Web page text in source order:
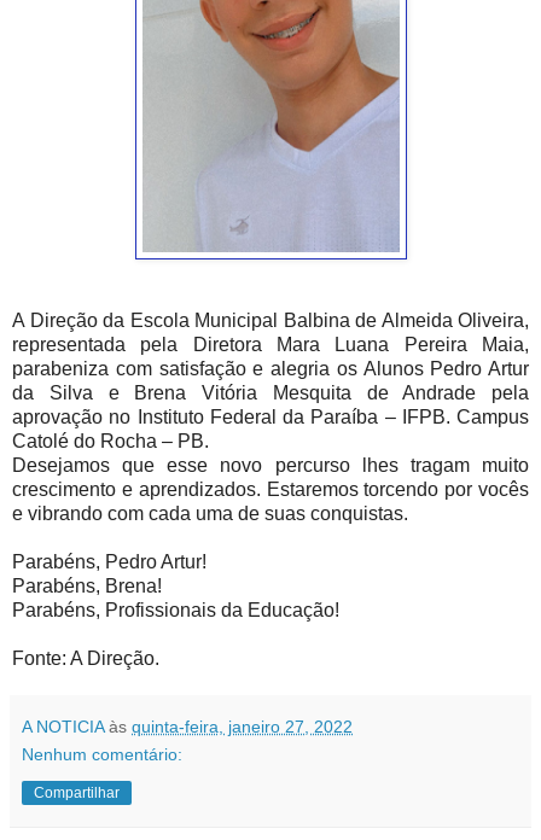
A Direção da Escola Municipal Balbina de Almeida Oliveira,
representada pela Diretora Mara Luana Pereira Maia,
parabeniza com satisfação e alegria os Alunos Pedro Artur
da Silva e Brena Vitória Mesquita de Andrade pela
aprovação no Instituto Federal da Paraíba – IFPB. Campus
Catolé do Rocha – PB.
Desejamos que esse novo percurso lhes tragam muito
crescimento e aprendizados. Estaremos torcendo por vocês
e vibrando com cada uma de suas conquistas.
Parabéns, Pedro Artur!
Parabéns, Brena!
Parabéns, Profissionais da Educação!
Fonte: A Direção.
A NOTICIA às quinta-feira, janeiro 27, 2022
Nenhum comentário:
Compartilhar